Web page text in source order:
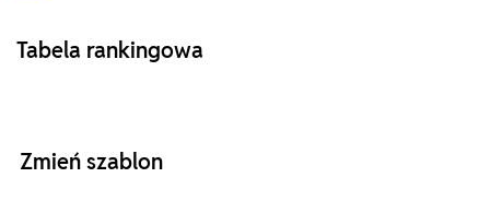
Tabela rankingowa
Zmień szablon